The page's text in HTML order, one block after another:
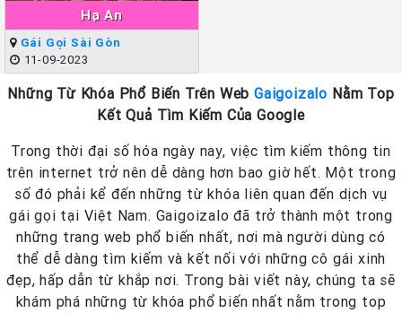
Hạ An
Gái Gọi Sài Gòn
11-09-2023
Những Từ Khóa Phổ Biến Trên WebGaigoizalo Nằm Top
Kết Quả Tìm Kiếm Của Google
Trong thời đại số hóa ngày nay, việc tìm kiếm thông tin
trên internet trở nên dễ dàng hơn bao giờ hết. Một trong
số đó phải kể đến những từ khóa liên quan đến dịch vụ
gái gọi tại Việt Nam. Gaigoizalo đã trở thành một trong
những trang web phổ biến nhất, nơi mà người dùng có
thể dễ dàng tìm kiếm và kết nối với những cô gái xinh
đẹp, hấp dẫn từ khắp nơi. Trong bài viết này, chúng ta sẽ
khám phá những từ khóa phổ biến nhất nằm trong top